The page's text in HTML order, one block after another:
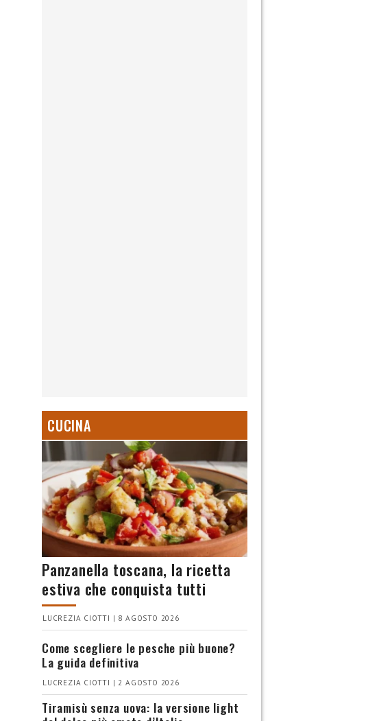
CUCINA
Panzanella toscana, la ricetta
estiva che conquista tutti
LUCREZIA CIOTTI | 8 AGOSTO 2026
Come scegliere le pesche più buone?
La guida definitiva
LUCREZIA CIOTTI | 2 AGOSTO 2026
Tiramisù senza uova: la versione light